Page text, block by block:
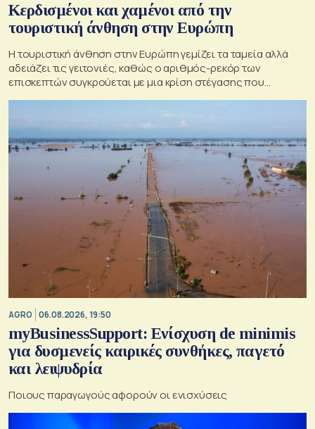
Κερδισμένοι και χαμένοι από την
τουριστική άνθηση στην Ευρώπη
Η τουριστική άνθηση στην Ευρώπη γεμίζει τα ταμεία αλλά
αδειάζει τις γειτονιές, καθώς ο αριθμός-ρεκόρ των
επισκεπτών συγκρούεται με μια κρίση στέγασης που
AGRO 06.08.2026, 19:50
myBusinessSupport: Ενίσχυση de minimis
για δυσμενείς καιρικές συνθήκες, παγετό
και λειψυδρία
Ποιους παραγωγούς αφορούν οι ενισχύσεις